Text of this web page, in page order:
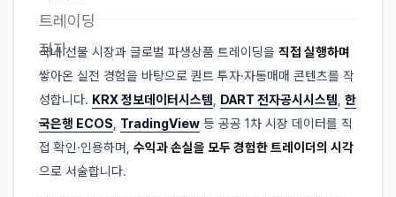
국내 선물 시장과 글로벌 파생상품 트레이딩을 직접 실행하며
쌓아온 실전 경험을 바탕으로 퀀트 투자·자동매매 콘텐츠를 작
성합니다. KRX 정보데이터시스템, DART 전자공시시스템, 한
국은행 ECOS, TradingView 등 공공 1차 시장 데이터를 직
접 확인·인용하며, 수익과 손실을 모두 경험한 트레이더의 시각
으로 서술합니다.